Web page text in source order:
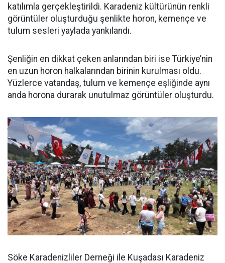
katılımla gerçekleştirildi. Karadeniz kültürünün renkli
görüntüler oluşturduğu şenlikte horon, kemençe ve
tulum sesleri yaylada yankılandı.
Şenliğin en dikkat çeken anlarından biri ise Türkiye’nin
en uzun horon halkalarından birinin kurulması oldu.
Yüzlerce vatandaş, tulum ve kemençe eşliğinde aynı
anda horona durarak unutulmaz görüntüler oluşturdu.
Söke Karadenizliler Derneği ile Kuşadası Karadeniz